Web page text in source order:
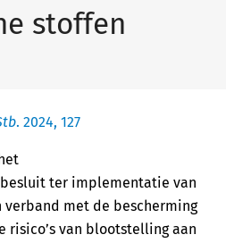
stoffen
. 2024, 127
ter implementatie van
verband met de bescherming
risico’s van blootstelling aan